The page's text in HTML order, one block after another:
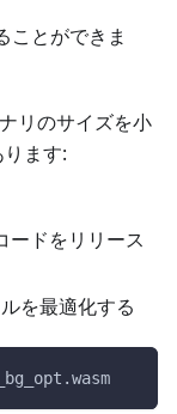
ことができま
リのサイズを小
ます:
ードをリリース
を最適化する